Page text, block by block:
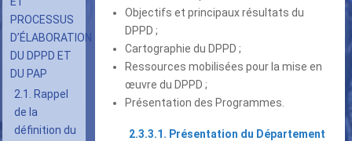
PROCESSUS
D’ÉLABORATION
DU DPPD ET
DU PAP
2.1. Rappel
de la
définition du
Objectifs et principaux résultats du
DPPD ;
Cartographie du DPPD ;
Ressources mobilisées pour la mise en
œuvre du DPPD ;
Présentation des Programmes.
2.3.3.1. Présentation du Département